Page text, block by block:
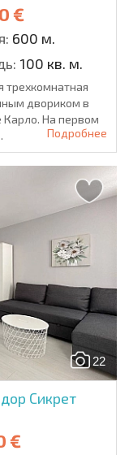
€
600 м.
100 кв. м.
трехкомнатная
двориком в
На первом
Подробнее
22
Сикрет
€